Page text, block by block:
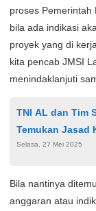
proses Pemerintah
bila ada indikasi
proyek yang di
kita pencab JMSI
menindaklanjuti
TNI AL dan Tim
Temukan Jasad
Perairan Batang
Selasa, 27 Mei 2025
Bila nantinya
anggaran atau